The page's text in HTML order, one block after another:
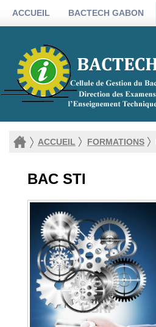
ACCUEIL BACTECH GABON
ACCUEIL FORMATIONS
BAC STI